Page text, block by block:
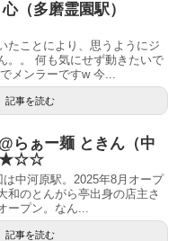
心（多磨霊園駅）
たことにより、思うようにジ
。。 何も気にせず動きたいで
メンラーですw 今...
記事を読む
らぁー麺 ときん（中
中河原駅。2025年8月オープ
和のとんがら亭出身の店主さ
ープン。なん...
記事を読む